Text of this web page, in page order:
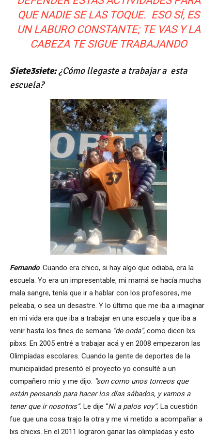
QUE NADIE SE LAS TOQUE. ESO SÍ, ES
UN LABURO CONSTANTE; TE VAS Y LA
CABEZA TE SIGUE TRABAJANDO
Siete3siete:¿Cómo llegaste a trabajar a esta
escuela?
Fernando: Cuando era chico, si hay algo que odiaba, era la
escuela. Yo era un impresentable, mi mamá se hacía mucha
mala sangre, tenía que ir a hablar con los profesores, me
peleaba, o sea un desastre. Y lo último que me iba a imaginar
en mi vida era que iba a trabajar en una escuela y que iba a
venir hasta los fines de semana “de onda”, como dicen lxs
pibxs. En 2005 entré a trabajar acá y en 2008 empezaron las
Olimpíadas escolares. Cuando la gente de deportes de la
municipalidad presentó el proyecto yo consulté a un
compañero mío y me dijo: “son como unos torneos que
están pensando para hacer los días sábados, y vamos a
tener que ir nosotrxs”. Le dije “Ni a palos voy”. La cuestión
fue que una cosa trajo la otra y me vi metido a acompañar a
lxs chicxs. En el 2011 lograron ganar las olimpíadas y esto